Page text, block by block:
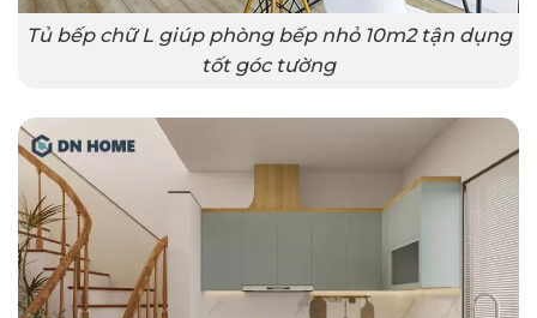
Tủ bếp chữ L giúp phòng bếp nhỏ 10m2 tận dụng
tốt góc tường